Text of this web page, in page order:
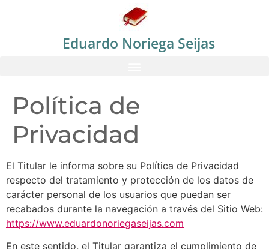
Eduardo Noriega Seijas
Política de
Privacidad
El Titular le informa sobre su Política de Privacidad
respecto del tratamiento y protección de los datos de
carácter personal de los usuarios que puedan ser
recabados durante la navegación a través del Sitio Web:
https://www.eduardonoriegaseijas.com
En este sentido, el Titular garantiza el cumplimiento de